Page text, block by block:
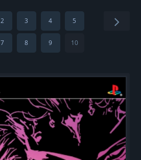
2 3 4 5
7 8 9 10